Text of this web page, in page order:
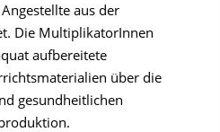
aus der
Die MultiplikatorInnen
aufbereitete
über die
gesundheitlichen